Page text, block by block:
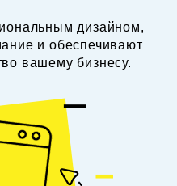
дизайном,
и обеспечивают
вашему бизнесу.